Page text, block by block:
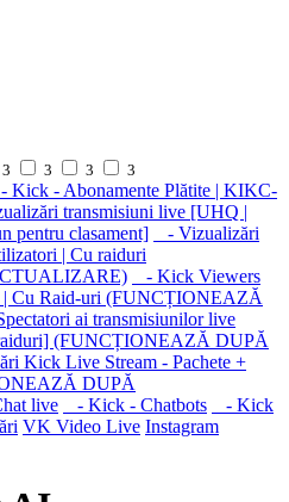
3 3 3 3
Kick - Abonamente Plătite | KIKC-
transmisiuni live [UHQ |
pentru clasament]
- Vizualizări
| Cu raiduri
- Kick Viewers
| Cu Raid-uri (FUNCȚIONEAZĂ
ai transmisiunilor live
(FUNCȚIONEAZĂ DUPĂ
Kick Live Stream - Pachete +
DUPĂ
live - Kick - Chatbots
- Kick
VK Video Live Instagram